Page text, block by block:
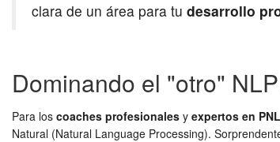
clara de un área para tu desarrollo
Dominando el "otro"
Para los coaches profesionales y expertos en PNL
Natural (Natural Language Processing).